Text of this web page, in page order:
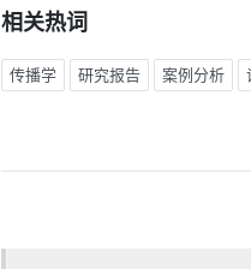
相关热词
传播学 研究报告 案例分析